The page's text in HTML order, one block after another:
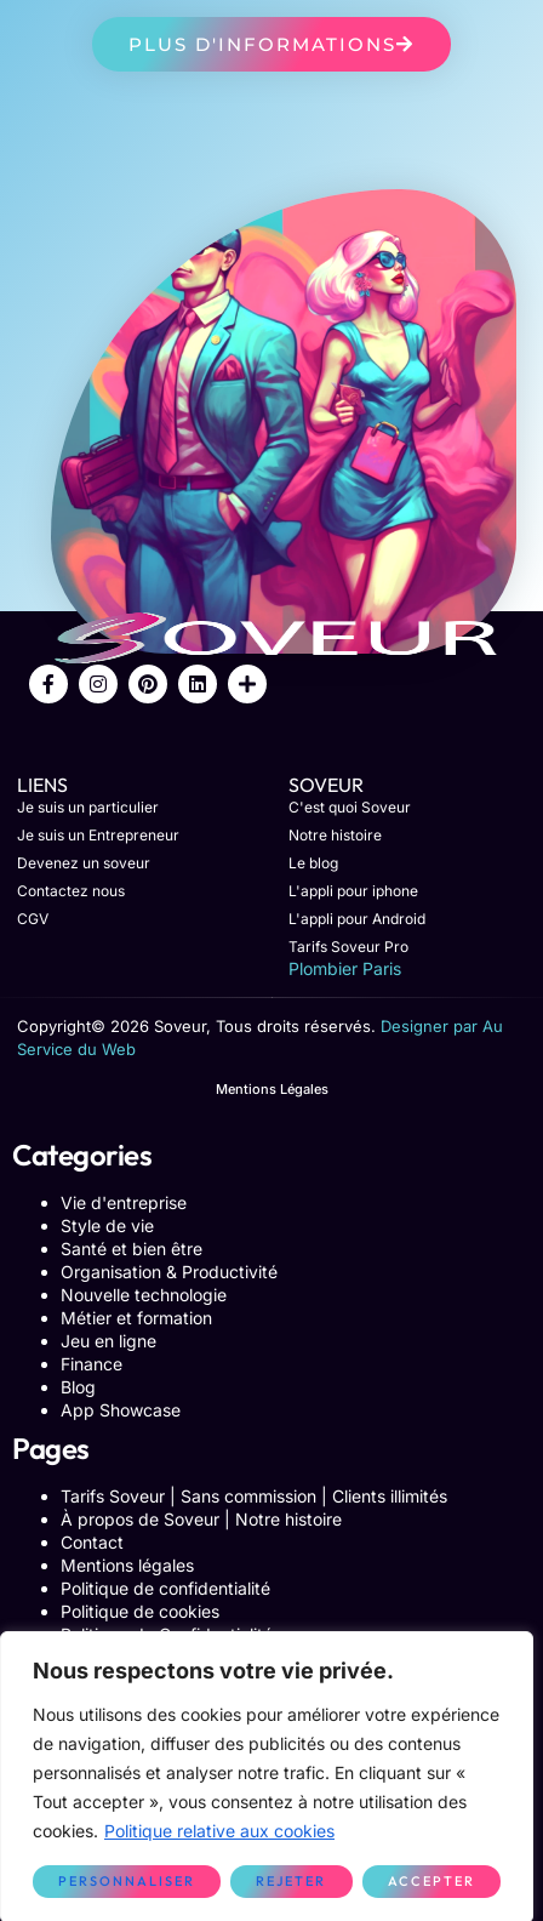
Nous respectons votre vie privée.
Nous utilisons des cookies pour améliorer votre expérience
de navigation, diffuser des publicités ou des contenus
personnalisés et analyser notre trafic. En cliquant sur «
Tout accepter », vous consentez à notre utilisation des
cookies. Politique relative aux cookies
PERSONNALISER REJETER ACCEPTER
PLUS D'INFORMATIONS
LIENS
Je suis un particulier
Je suis un Entrepreneur
Devenez un soveur
Contactez nous
CGV
SOVEUR
C'est quoi Soveur
Notre histoire
Le blog
L'appli pour iphone
L'appli pour Android
Tarifs Soveur Pro
Plombier Paris
Copyright© 2026 Soveur, Tous droits réservés. Designer par Au
Service du Web
Mentions Légales
Categories
Vie d'entreprise
Style de vie
Santé et bien être
Organisation & Productivité
Nouvelle technologie
Métier et formation
Jeu en ligne
Finance
Blog
App Showcase
Pages
Tarifs Soveur | Sans commission | Clients illimités
À propos de Soveur | Notre histoire
Contact
Mentions légales
Politique de confidentialité
Politique de cookies
Politique de Confidentialité
Blog
Notre histoire
Programme Affiliation
Conditions générales d’utilisation
ACCUEIL
Onglets Zone Affilié
Le Blog
Devenir pro